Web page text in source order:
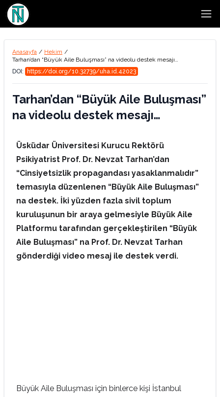
Anasayfa / Hekim /
Tarhan’dan “Büyük Aile Buluşması” na videolu destek mesajı…
DOI:
https://doi.org/10.32739/uha.id.42023
Tarhan’dan “Büyük Aile Buluşması”
na videolu destek mesajı…
Üsküdar Üniversitesi Kurucu Rektörü
Psikiyatrist Prof. Dr. Nevzat Tarhan’dan
“Cinsiyetsizlik propagandası yasaklanmalıdır”
temasıyla düzenlenen “Büyük Aile Buluşması”
na destek. İki yüzden fazla sivil toplum
kuruluşunun bir araya gelmesiyle Büyük Aile
Platformu tarafından gerçekleştirilen “Büyük
Aile Buluşması” na Prof. Dr. Nevzat Tarhan
gönderdiği video mesaj ile destek verdi.
Büyük Aile Buluşması için binlerce kişi İstanbul